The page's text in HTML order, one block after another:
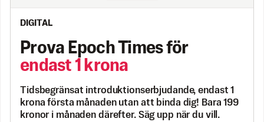
DIGITAL
Prova Epoch Times för
endast 1 krona
Tidsbegränsat introduktionserbjudande, endast 1
krona första månaden utan att binda dig! Bara 199
kronor i månaden därefter. Säg upp när du vill.